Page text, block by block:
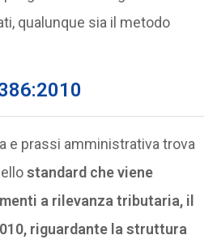
qualunque sia il metodo
e prassi amministrativa trova
standard che viene
a rilevanza tributaria, il
riguardante la struttura